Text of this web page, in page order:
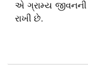
એ ગ્રામ્ય જીવનની
રાખી છે.